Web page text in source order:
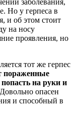
заболевания,
Но у герпеса в
и об этом стоит
на носу
проявления, но
тот же герпес
пораженные
на руки и
Довольно опасен
и способный в